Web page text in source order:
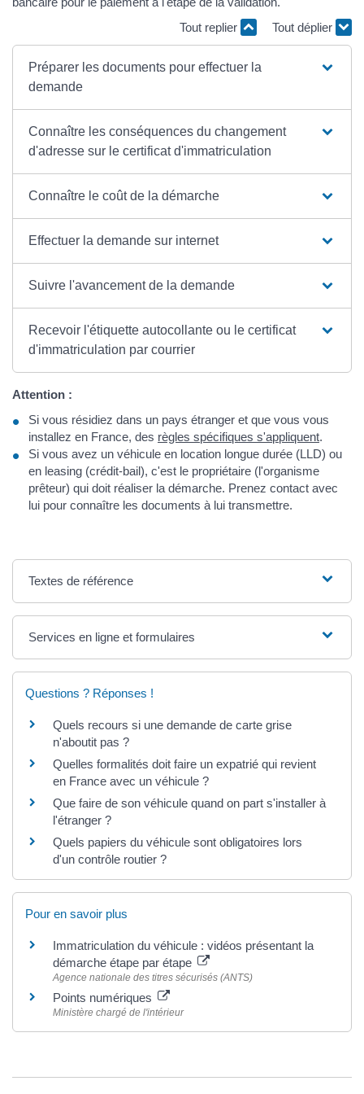
Tout replier
Tout déplier
Préparer les documents pour effectuer la
demande
Connaître les conséquences du changement
d'adresse sur le certificat d'immatriculation
Connaître le coût de la démarche
Effectuer la demande sur internet
Suivre l'avancement de la demande
Recevoir l'étiquette autocollante ou le certificat
d'immatriculation par courrier
Attention :
Si vous résidiez dans un pays étranger et que vous vous
installez en France, des règles spécifiques s'appliquent.
Si vous avez un véhicule en location longue durée (LLD) ou
en leasing (crédit-bail), c'est le propriétaire (l'organisme
prêteur) qui doit réaliser la démarche. Prenez contact avec
lui pour connaître les documents à lui transmettre.
Textes de référence
Services en ligne et formulaires
Questions ? Réponses !
Quels recours si une demande de carte grise
n'aboutit pas ?
Quelles formalités doit faire un expatrié qui revient
en France avec un véhicule ?
Que faire de son véhicule quand on part s'installer à
l'étranger ?
Quels papiers du véhicule sont obligatoires lors
d'un contrôle routier ?
Pour en savoir plus
Immatriculation du véhicule : vidéos présentant la
démarche étape par étape
Agence nationale des titres sécurisés (ANTS)
Points numériques
Ministère chargé de l'intérieur